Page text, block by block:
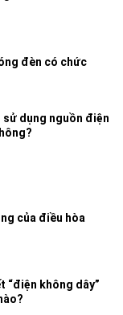
đèn có chức
sử dụng nguồn điện
của điều hòa
“điện không dây”